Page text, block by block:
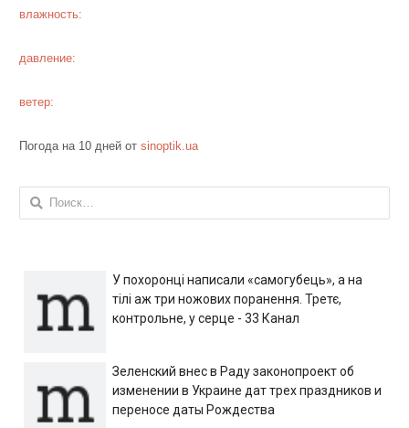
влажность:
давление:
ветер:
Погода на 10 дней от sinoptik.ua
Найти:
У похоронці написали «самогубець», а на
тілі аж три ножових поранення. Третє,
контрольне, у серце - 33 Канал
Зеленский внес в Раду законопроект об
изменении в Украине дат трех праздников и
переносе даты Рождества